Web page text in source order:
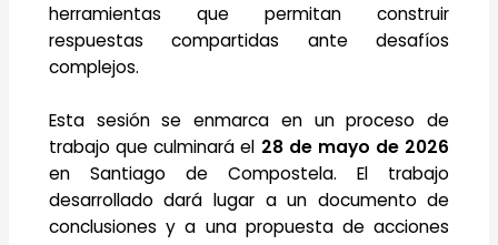
herramientas que permitan construir
respuestas compartidas ante desafíos
complejos.
Esta sesión se enmarca en un proceso de
trabajo que culminará el 28 de mayo de 2026
en Santiago de Compostela. El trabajo
desarrollado dará lugar a un documento de
conclusiones y a una propuesta de acciones